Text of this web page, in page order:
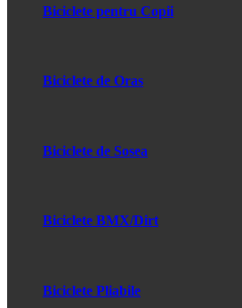
Biciclete pentru Copii
Biciclete de Oras
Biciclete de Sosea
Biciclete BMX/Dirt
Biciclete Pliabile